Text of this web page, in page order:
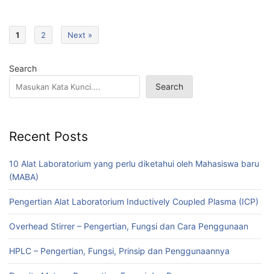
1 2 Next »
Search
Search
Recent Posts
10 Alat Laboratorium yang perlu diketahui oleh Mahasiswa baru
(MABA)
Pengertian Alat Laboratorium Inductively Coupled Plasma (ICP)
Overhead Stirrer – Pengertian, Fungsi dan Cara Penggunaan
HPLC – Pengertian, Fungsi, Prinsip dan Penggunaannya